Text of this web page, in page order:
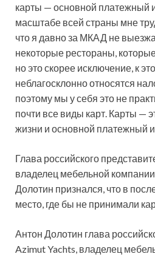
карты — основной платежный
масштабе всей страны мне
что я давно за МКАД не
некоторые рестораны,
но это скорее исключение, к
неблагосклонно относятся
поэтому мы у себя это не
почти все виды карт. Карты —
жизни и основной платежный
Глава российского
владелец мебельной
Долотин признался, что в
место, где бы не принимали
Антон Долотин глава
Azimut Yachts, владелец